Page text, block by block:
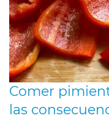
Comer
las